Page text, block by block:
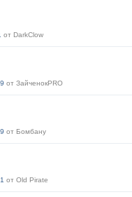
от DarkClow
от ЗайченокPRO
от Бомбану
от Old Pirate